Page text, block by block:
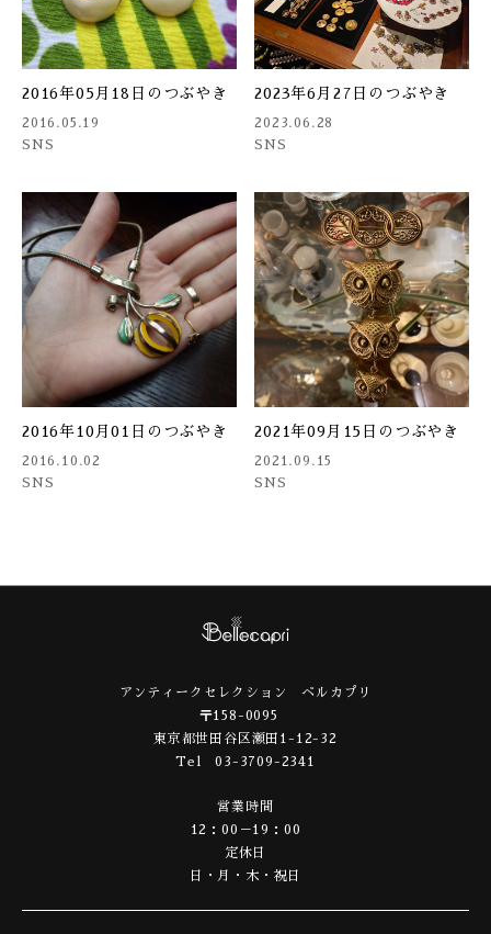
2016年05月18日のつぶやき
2016.05.19
SNS
2023年6月27日のつぶやき
2023.06.28
SNS
2016年10月01日のつぶやき
2016.10.02
SNS
2021年09月15日のつぶやき
2021.09.15
SNS
アンティークセレクション ベルカプリ
〒158-0095
東京都世田谷区瀬田1-12-32
Tel 03-3709-2341
営業時間
12：00－19：00
定休日
日・月・木・祝日